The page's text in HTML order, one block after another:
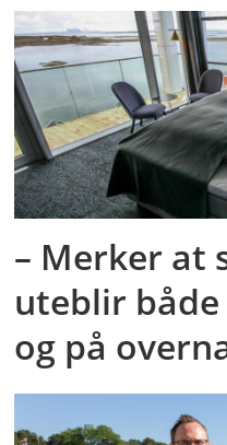
– Merker at
uteblir
og på